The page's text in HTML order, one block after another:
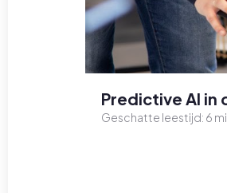
Predictive AI in
Geschatte leestijd: 6